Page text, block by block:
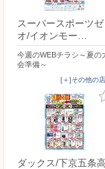
スーパースポーツ
オ/イオンモー…
今週のWEBチラシ～夏の
会準備～
[＋]その他の
ダックス/下京五条高